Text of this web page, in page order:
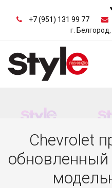
+7 (951) 131 99 77
г.
Chevrolet
обновленный